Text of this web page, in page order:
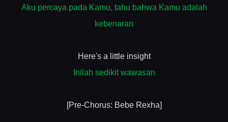
Aku percaya pada Kamu, tahu bahwa Kamu adalah
kebenaran
Here's a little insight
Inilah sedikit wawasan
[Pre-Chorus: Bebe Rexha]